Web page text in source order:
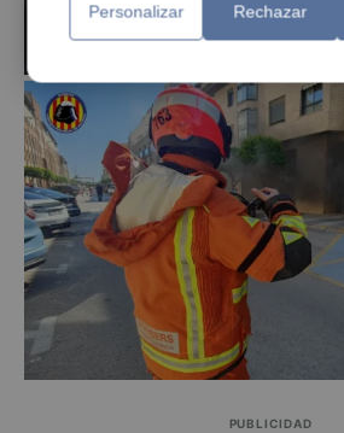
PUBLICIDAD
Personalizar Rechazar